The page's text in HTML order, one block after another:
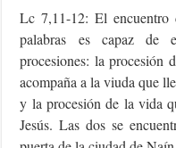
Lc 7,11-12: El encuentro
palabras es capaz de
procesiones: la procesión
acompaña a la viuda que
y la procesión de la vida
Jesús. Las dos se